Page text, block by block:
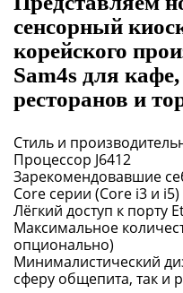
сенсорный
корейского
Sam4s для
ресторанов и
Стиль и
Процессор J6412
Зарекомендовавшие
Core серии (Core i3 и i5)
Лёгкий доступ к порту
Максимальное
опционально)
Минималистический
сферу общепита, так и